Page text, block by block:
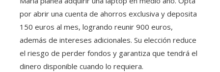
por abrir una cuenta de ahorros exclusiva y deposita
150 euros al mes, logrando reunir 900 euros,
además de intereses adicionales. Su elección reduce
el riesgo de perder fondos y garantiza que tendrá el
dinero disponible cuando lo requiera.